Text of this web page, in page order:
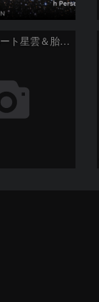
二重星団＆ハート星雲＆胎児星雲